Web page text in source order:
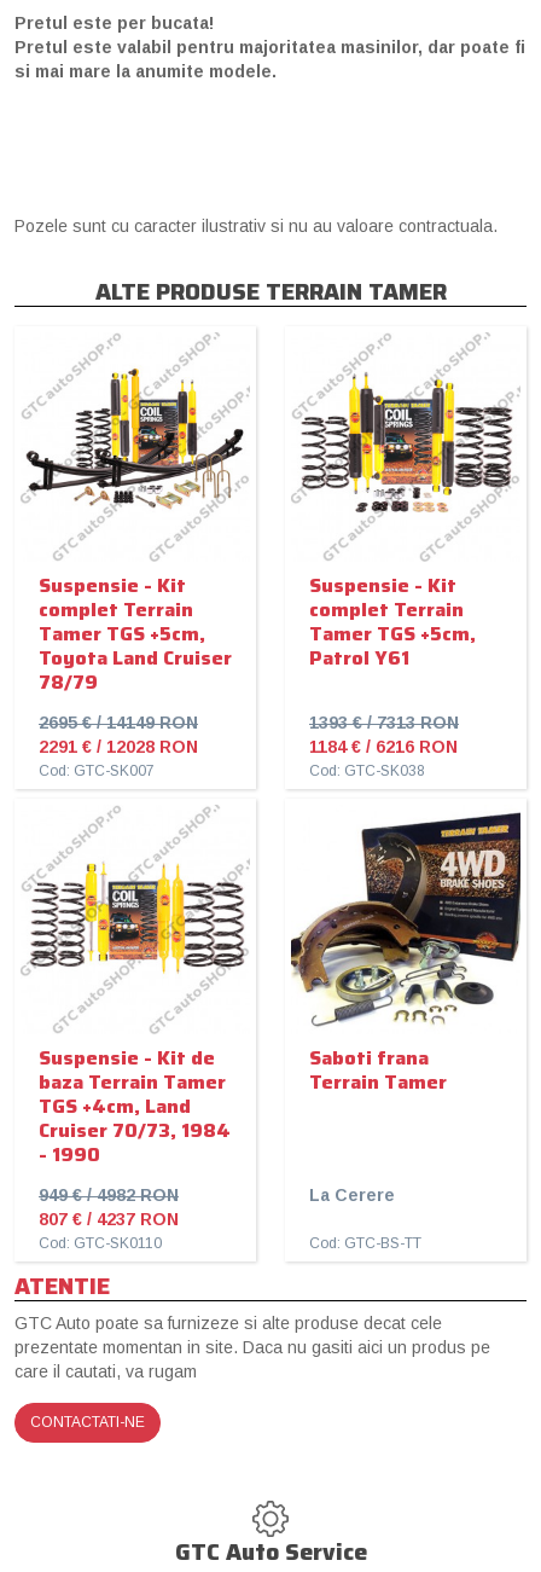
Pretul este per bucata!
Pretul este valabil pentru majoritatea masinilor, dar poate fi
si mai mare la anumite modele.
Pozele sunt cu caracter ilustrativ si nu au valoare contractuala.
ALTE PRODUSE TERRAIN TAMER
Suspensie - Kit
complet Terrain
Tamer TGS +5cm,
Toyota Land Cruiser
78/79
2695 € / 14149 RON
2291 € / 12028 RON
Cod: GTC-SK007
Suspensie - Kit
complet Terrain
Tamer TGS +5cm,
Patrol Y61
1393 € / 7313 RON
1184 € / 6216 RON
Cod: GTC-SK038
Suspensie - Kit de
baza Terrain Tamer
TGS +4cm, Land
Cruiser 70/73, 1984
- 1990
949 € / 4982 RON
807 € / 4237 RON
Cod: GTC-SK0110
Saboti frana
Terrain Tamer
La Cerere
Cod: GTC-BS-TT
ATENTIE
GTC Auto poate sa furnizeze si alte produse decat cele
prezentate momentan in site. Daca nu gasiti aici un produs pe
care il cautati, va rugam
CONTACTATI-NE
GTC Auto Service